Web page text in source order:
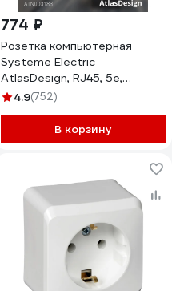
774 ₽
Розетка компьютерная
Systeme Electric
AtlasDesign, RJ45, 5e,
механизм, Белый
4.9(752)
В корзину